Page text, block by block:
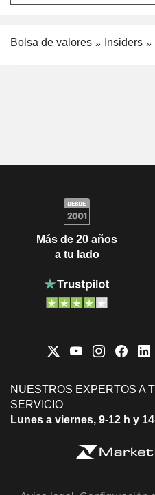
Bolsa de valores Insiders
Más de 20 años
a tu lado
NUESTROS EXPERTOS A
SERVICIO
Lunes a viernes, 9-12 h y